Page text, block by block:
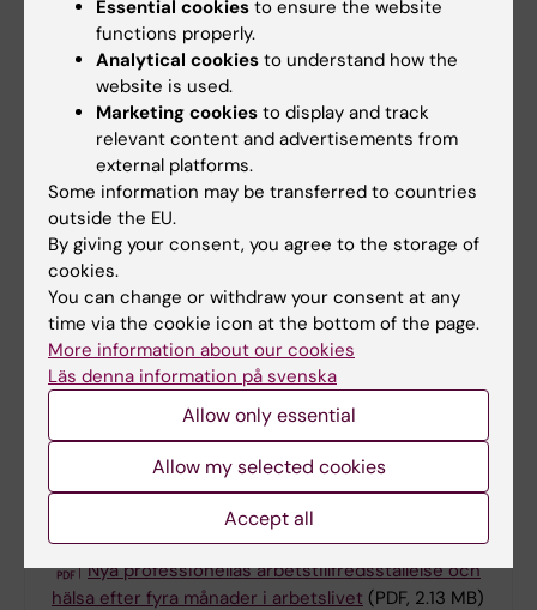
(PDF, 610.23 KB)
2022
Arbetsmiljö och arbetstider under Covid-19
pandemin (PDF, 872.12 KB)
Chefers perspektiv på introduktion av nya
medarbetare (PDF, 5.58 MB)
Introduktionsinsatser och nyanställdas
etablering. Teknisk rapport från projektet
(File, 1.07 MB)
Lärdomar från digital onboarding Chefers och
HR-representanters erfarenheter
Nya professionellas arbetstillfredsställelse och
hälsa efter fyra månader i arbetslivet (PDF, 2.13 MB)
Essential cookies to ensure the website
functions properly.
Analytical cookies to understand how the
website is used.
Marketing cookies to display and track
relevant content and advertisements from
external platforms.
Some information may be transferred to countries
outside the EU.
By giving your consent, you agree to the storage of
cookies.
You can change or withdraw your consent at any
time via the cookie icon at the bottom of the page.
More information about our cookies
Läs denna information på svenska
Allow only essential
Allow my selected cookies
Accept all